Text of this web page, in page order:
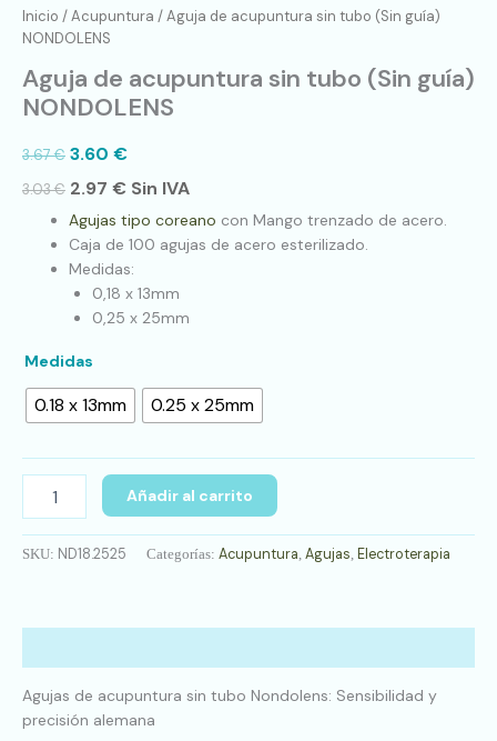
Inicio /Acupuntura / Aguja de acupuntura sin tubo (Sin guía)
NONDOLENS
Aguja de acupuntura sin tubo (Sin guía)
NONDOLENS
3.67€ 3.60 €
3.03€ 2.97 € Sin IVA
Agujas tipo coreano con Mango trenzado de acero.
Caja de 100 agujas de acero esterilizado.
Medidas:
0,18 x 13mm
0,25 x 25mm
Medidas
0.18 x 13mm 0.25 x 25mm
cantidad
Añadir al carrito
SKU: ND18.2525 Categorías: Acupuntura Agujas Electroterapia
Agujas de acupuntura sin tubo Nondolens: Sensibilidad y
precisión alemana